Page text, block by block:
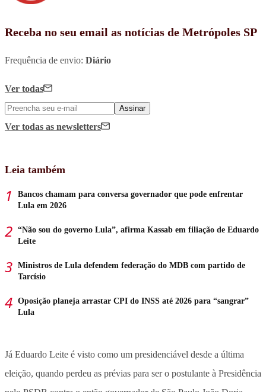
Receba no seu email as notícias de Metrópoles SP
Frequência de envio: Diário
Ver todas
Assinar
Ver todas as newsletters
Leia também
Bancos chamam para conversa governador que pode enfrentar
Lula em 2026
“Não sou do governo Lula”, afirma Kassab em filiação de Eduardo
Leite
Ministros de Lula defendem federação do MDB com partido de
Tarcísio
Oposição planeja arrastar CPI do INSS até 2026 para “sangrar”
Lula
Já Eduardo Leite é visto como um presidenciável desde a última
eleição, quando perdeu as prévias para ser o postulante à Presidência